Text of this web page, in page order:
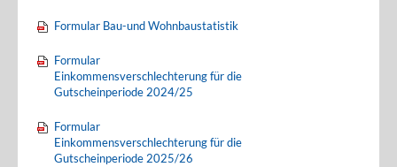
Formular Bau-und Wohnbaustatistik
Formular
Einkommensverschlechterung für die
Gutscheinperiode 2024/25
Formular
Einkommensverschlechterung für die
Gutscheinperiode 2025/26